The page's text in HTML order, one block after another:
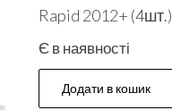
Rapid 2012+ (4шт.)
Є в наявності
Додати в кошик